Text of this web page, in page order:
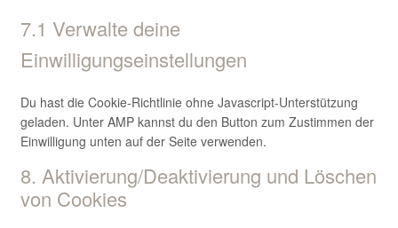
7.1 Verwalte deine
Einwilligungseinstellungen
Du hast die Cookie-Richtlinie ohne Javascript-Unterstützung
geladen. Unter AMP kannst du den Button zum Zustimmen der
Einwilligung unten auf der Seite verwenden.
8. Aktivierung/Deaktivierung und Löschen
von Cookies